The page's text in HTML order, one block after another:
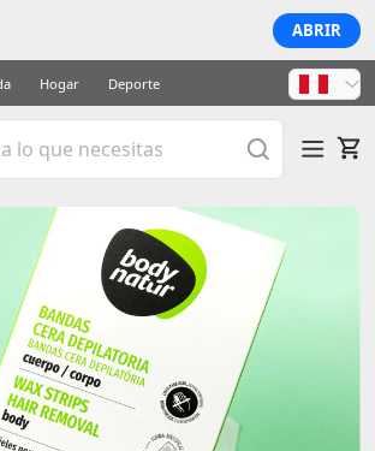
ABRIR
Hogar Deporte